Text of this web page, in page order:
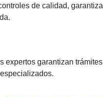
de calidad,
expertos garantizan